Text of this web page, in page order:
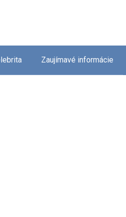
Zaujímavé informácie